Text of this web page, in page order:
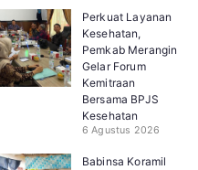
Perkuat Layanan
Kesehatan,
Pemkab Merangin
Gelar Forum
Kemitraan
Bersama BPJS
Kesehatan
6 Agustus 2026
Babinsa Koramil